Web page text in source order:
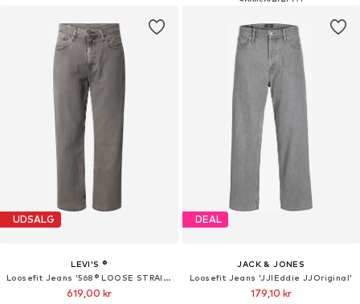
UDSALG
LEVI'S ®
Loosefit Jeans '568® LOOSE STRAIGHT'
619,00 kr
DEAL
JACK & JONES
Loosefit Jeans 'JJIEddie JJOriginal'
179,10 kr